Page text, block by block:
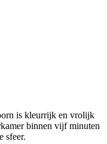
is kleurrijk en vrolijk
binnen vijf minuten
sfeer.